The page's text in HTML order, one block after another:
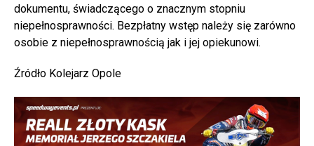
dokumentu, świadczącego o znacznym stopniu
niepełnosprawności. Bezpłatny wstęp należy się zarówno
osobie z niepełnosprawnością jak i jej opiekunowi.
Źródło Kolejarz Opole